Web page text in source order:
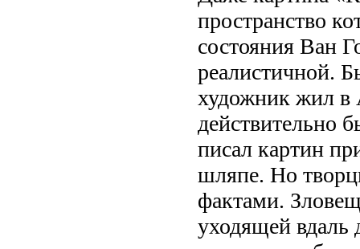
пространство
состояния Ван
реалистичной.
художник жил в
действительно
писал картин
шляпе. Но
фактами.
уходящей вдаль